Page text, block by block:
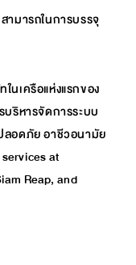
มารถในการบรรจุ
เครือแห่งแรกของ
ริหารจัดการระบบ
อดภัย อาชีวอนามัย
at
Reap, and